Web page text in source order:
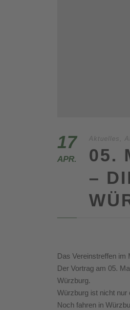
17
APR.
Aktuelles ,
05.
–
Das Vereinstreffen im
Der Vortrag am 05.
Würzburg.
Würzburg ist nicht nur
Noch fahren in